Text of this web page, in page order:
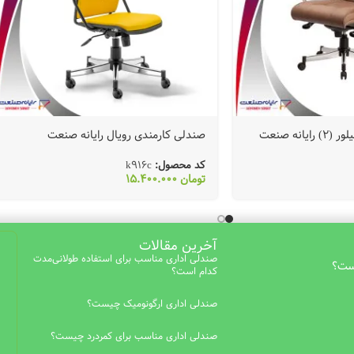
صنعت صندلی کارمندی رویال رایانه صنعت
کد محصول: k916c
تومان
آخرین مقالات
صندلی اداری مناسب برای استفاده طولانی‌مدت
کدام است؟
صندلی اداری ارگونومیک چیست؟
صندلی اداری مناسب برای کمردرد چیست؟